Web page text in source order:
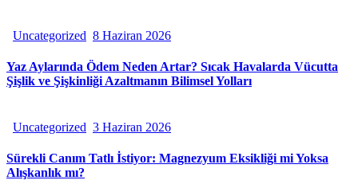
Uncategorized 8 Haziran 2026
Yaz Aylarında Ödem Neden Artar? Sıcak Havalarda Vücutta
Şişlik ve Şişkinliği Azaltmanın Bilimsel Yolları
Uncategorized 3 Haziran 2026
Sürekli Canım Tatlı İstiyor: Magnezyum Eksikliği mi Yoksa
Alışkanlık mı?